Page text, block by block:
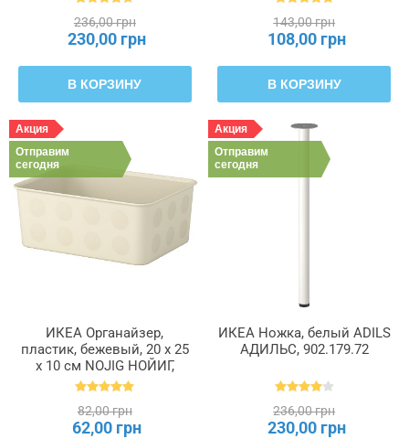
236,00 грн
230,00 грн
В КОРЗИНУ
143,00 грн
108,00 грн
В КОРЗИНУ
Акция
Отправим
сегодня
ИКЕА Органайзер,
пластик, бежевый, 20 x 25
x 10 см NOJIG НОЙИГ,
204.681.05
82,00 грн
62,00 грн
Акция
Отправим
сегодня
ИКЕА Ножка, белый ADILS
АДИЛЬС, 902.179.72
236,00 грн
230,00 грн